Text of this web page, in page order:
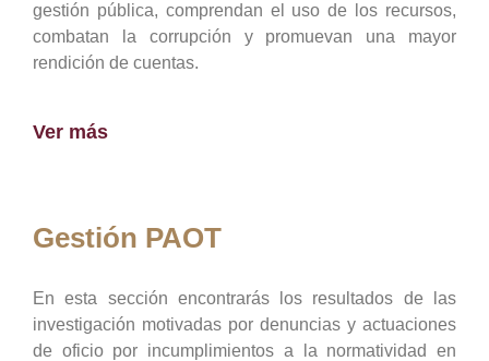
gestión pública, comprendan el uso de los recursos,
combatan la corrupción y promuevan una mayor
rendición de cuentas.
Ver más
Gestión PAOT
En esta sección encontrarás los resultados de las
investigación motivadas por denuncias y actuaciones
de oficio por incumplimientos a la normatividad en